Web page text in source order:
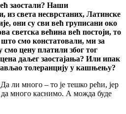
заостали? Наши
из света несврстаних, Латинске
они су сви већ груписани око
светска већина већ постоји, то
смо констатовали, ми за
смо цену платили због тог
даљег заостајања? Или ипак
толеранцију у кашњењу?
ли много – то је тешко рећи, јер
да много каснимо. А можда буде